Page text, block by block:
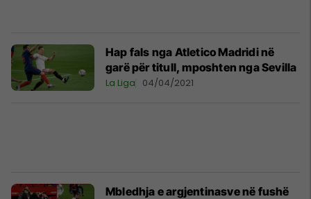
Hap fals nga Atletico Madridi në
garë për titull, mposhten nga Sevilla
La Liga 04/04/2021
Mbledhja e argjentinasve në fushë